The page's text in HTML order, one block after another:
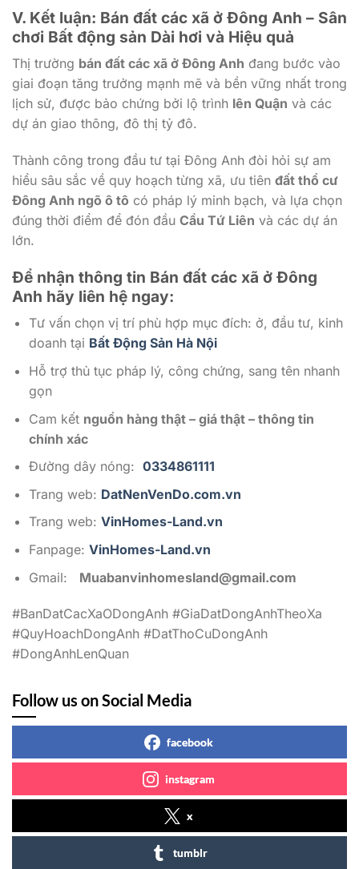
V. Kết luận: Bán đất các xã ở Đông Anh – Sân
chơi Bất động sản Dài hơi và Hiệu quả
Thị trường bán đất các xã ở Đông Anh đang bước vào
giai đoạn tăng trưởng mạnh mẽ và bền vững nhất trong
lịch sử, được bảo chứng bởi lộ trình lên Quận và các
dự án giao thông, đô thị tỷ đô.
Thành công trong đầu tư tại Đông Anh đòi hỏi sự am
hiểu sâu sắc về quy hoạch từng xã, ưu tiên đất thổ cư
Đông Anh ngõ ô tô có pháp lý minh bạch, và lựa chọn
đúng thời điểm để đón đầu Cầu Tứ Liên và các dự án
lớn.
Để nhận thông tin Bán đất các xã ở Đông
Anh hãy liên hệ ngay:
Tư vấn chọn vị trí phù hợp mục đích: ở, đầu tư, kinh
doanh tại Bất Động Sản Hà Nội
Hỗ trợ thủ tục pháp lý, công chứng, sang tên nhanh
gọn
Cam kết nguồn hàng thật – giá thật – thông tin
chính xác
Đường dây nóng: 0334861111
Trang web: DatNenVenDo.com.vn
Trang web: VinHomes-Land.vn
Fanpage: VinHomes-Land.vn
Gmail: Muabanvinhomesland@gmail.com
#BanDatCacXaODongAnh #GiaDatDongAnhTheoXa
#QuyHoachDongAnh #DatThoCuDongAnh
#DongAnhLenQuan
Follow us on Social Media
facebook
instagram
x
tumblr